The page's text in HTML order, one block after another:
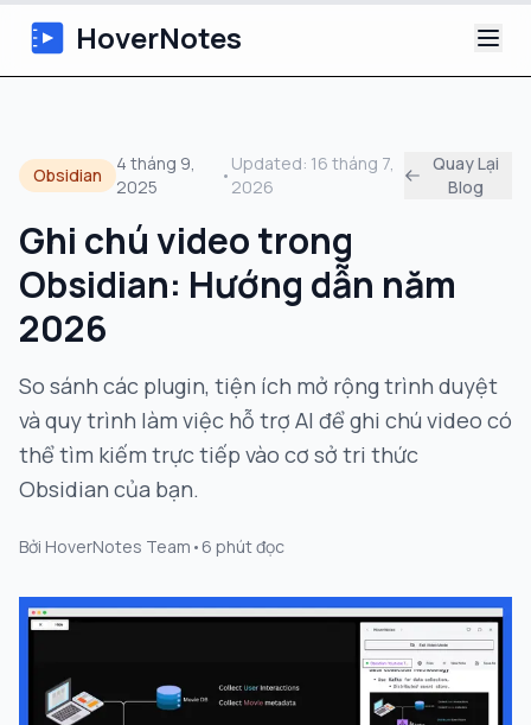
HoverNotes
Extension
Ghi chú Video AI
Hướng dẫn
Giới thiệu
Blog
Obsidian
4 tháng 9,
2025
•
Updated: 16 tháng 7,
2026
Quay Lại
Blog
Ghi chú video trong
Obsidian: Hướng dẫn năm
2026
So sánh các plugin, tiện ích mở rộng trình duyệt
và quy trình làm việc hỗ trợ AI để ghi chú video có
thể tìm kiếm trực tiếp vào cơ sở tri thức
Obsidian của bạn.
Bởi HoverNotes Team • 6 phút đọc